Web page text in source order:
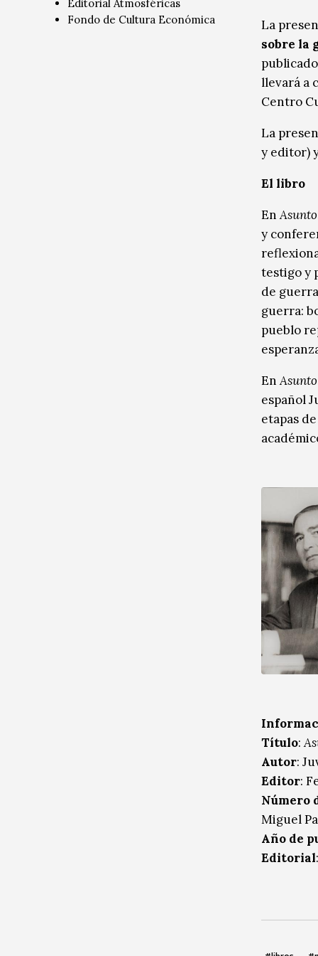
Radio / Podcast Radio / Podcast
La
sobre la
llevará a
Centro
La
y editor)
El libro
En
y
testigo y
de
guerra:
pueblo
En
español
etapas
Título:
Autor:
Editor:
Número
Miguel
Año de
Editorial
Editorial Atmosféricas
Fondo de Cultura Económica